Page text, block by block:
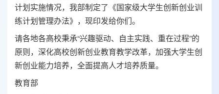
计划实施情况，我部制定了《国家级大学生创新创业训
练计划管理办法》，现印发给你们。
请各地各高校秉承“兴趣驱动、自主实践、重在过程”的
原则，深化高校创新创业教育教学改革，加强大学生创
新创业能力培养，全面提高人才培养质量。
教育部